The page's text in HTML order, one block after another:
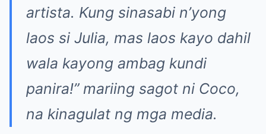
artista. Kung sinasabi n’yong
laos si Julia, mas laos kayo dahil
wala kayong ambag kundi
panira!”mariing sagot ni Coco,
na kinagulat ng mga media.